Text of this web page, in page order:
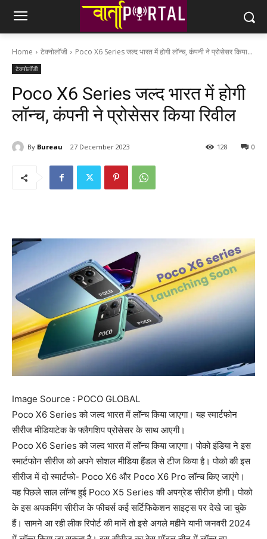
Home टेक्नोलॉजी Poco X6 Series जल्द भारत में होगी लॉन्च, कंपनी ने प्रोसेसर किया...
टेक्नोलॉजी
Poco X6 Series जल्द भारत में होगी
लॉन्च, कंपनी ने प्रोसेसर किया रिवील
By Bureau 27 December 2023 0
128
Image Source : POCO GLOBAL
Poco X6 Series को जल्द भारत में लॉन्च किया जाएगा। यह स्मार्टफोन
सीरीज मीडियाटेक के फ्लैगशिप प्रोसेसर के साथ आएगी।
Poco X6 Series को जल्द भारत में लॉन्च किया जाएगा। पोको इंडिया ने इस
स्मार्टफोन सीरीज को अपने सोशल मीडिया हैंडल से टीज किया है। पोको की इस
सीरीज में दो स्मार्टफो- Poco X6 और Poco X6 Pro लॉन्च किए जाएंगे।
यह पिछले साल लॉन्च हुई Poco X5 Series की अपग्रेड सीरीज होगी। पोको
के इस अपकमिंग सीरीज के फीचर्स कई सर्टिफिकेशन साइट्स पर देखे जा चुके
हैं। सामने आ रही लीक रिपोर्ट की मानें तो इसे अगले महीने यानी जनवरी 2024